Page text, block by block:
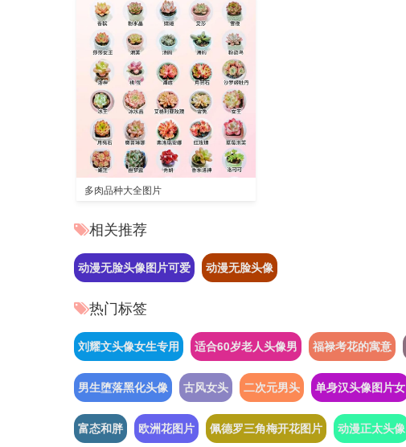
多肉品种大全图片
相关推荐
动漫无脸头像图片可爱 动漫无脸头像
热门标签
刘耀文头像女生专用 适合60岁老人头像男 福禄考花的寓意
男生堕落黑化头像 古风女头 二次元男头 单身汉头像图片女
富态和胖 欧洲花图片 佩德罗三角梅开花图片 动漫正太头像